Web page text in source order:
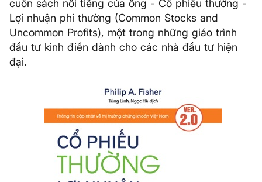
cuốn sách nổi tiếng của ông - Cổ phiếu thường -
Lợi nhuận phi thường (Common Stocks and
Uncommon Profits), một trong những giáo trình
đầu tư kinh điển dành cho các nhà đầu tư hiện
đại.